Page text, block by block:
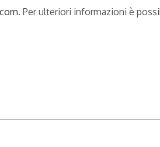
. Per ulteriori informazioni è